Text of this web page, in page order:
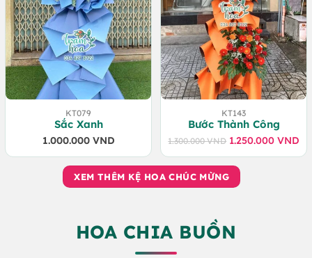
KT079
Sắc Xanh
1.000.000 VND
KT143
Bước Thành Công
1.300.000VND Giá
gốc
là:
1.250.000 VND
Giá
hiện
tại
1.250.000 VND.
XEM THÊM KỆ HOA CHÚC MỪNG
HOA CHIA BUỒN